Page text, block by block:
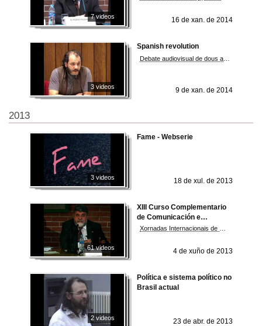
7 videos 16 de xan. de 2014
3 videos
Spanish revolution
9 de xan. de 2014
2013
3 videos
Fame - Webserie
18 de xul. de 2013
61 videos
XIII Curso Complementario
de Comunicación e
Protocolo
4 de xuño de 2013
2 videos
Política e sistema político no
Brasil actual
23 de abr. de 2013